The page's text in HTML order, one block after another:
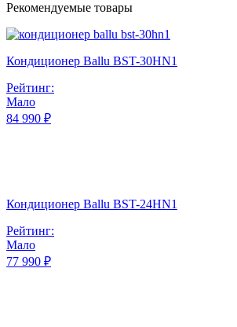
Рекомендуемые товары
Кондиционер Ballu BST-30HN1
Рейтинг:
Мало
84 990 ₽
Кондиционер Ballu BST-24HN1
Рейтинг:
Мало
77 990 ₽